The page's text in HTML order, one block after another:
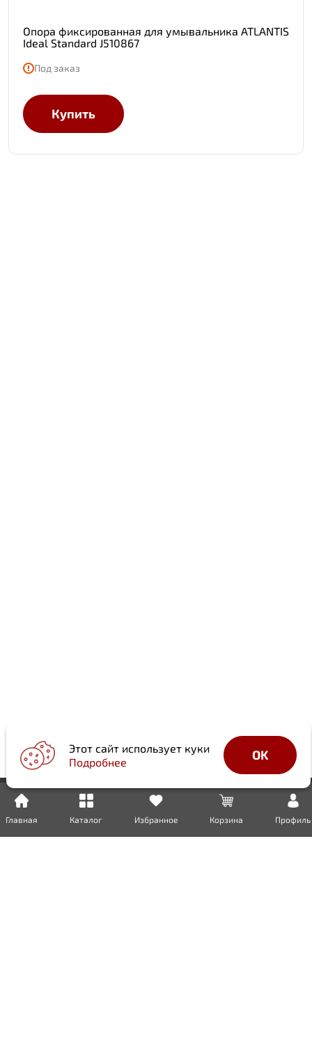
Опора фиксированная для умывальника ATLANTIS
Ideal Standard J510867
Под заказ
Купить
Главная Каталог Избранное Корзина Профиль
Этот сайт использует куки
Подробнее
OK